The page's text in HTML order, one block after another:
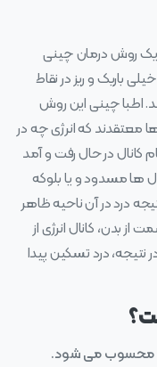
طب سوزنی با نام انگلیسی Acupuncture یک روش درمان چینی
باریک و ریز در نقاط
اطبا چینی این روش
معتقدند که انرژی چه در
کانال در حال رفت و آمد
ها مسدود و یا بلوکه
درد در آن ناحیه ظاهر
بدن، کانال انرژی از
درد تسکین پیدا
محسوب می شود.